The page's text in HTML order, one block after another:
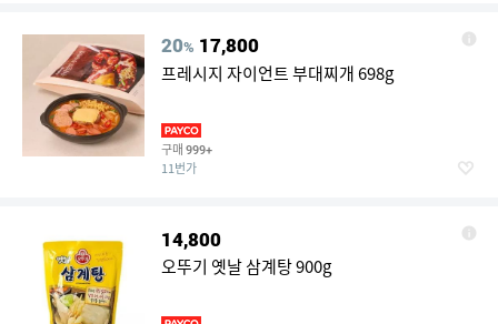
20% 17,800
프레시지 자이언트 부대찌개 698g
구매 999+
11번가
14,800
오뚜기 옛날 삼계탕 900g